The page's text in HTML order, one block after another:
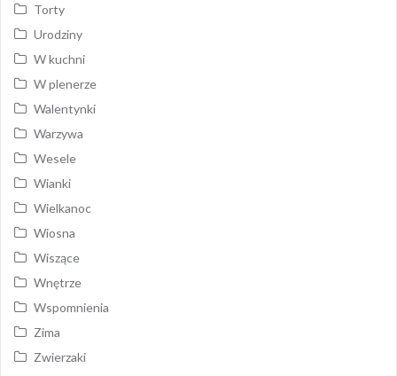
Torty
Urodziny
W kuchni
W plenerze
Walentynki
Warzywa
Wesele
Wianki
Wielkanoc
Wiosna
Wiszące
Wnętrze
Wspomnienia
Zima
Zwierzaki